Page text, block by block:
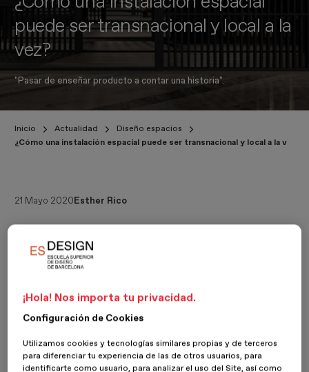
puede ser transnacional y local a la
vez?
"Pasar de enseñar producto a contar una historia".
Inicio Actualidad
Diseño espacios
¿Cómo una instalación espacial puede ser transnacional y local a la vez?
21 Mayo 2020Esther Rico
Stockholm Furniture Fair
historia local, cómo es la desaparición de la vida rural en China; de
desapareciendo y también los valores asociados a él.
de la feria, ya que la mayoría de proyectos los llevaban a cabo en
Shanghái; se dieron cuenta de que eramuy importante
¡Hola! Nos importa tu privacidad.
Configuración de Cookies
Utilizamos cookies y tecnologías similares propias y de terceros
para diferenciar tu experiencia de las de otros usuarios, para
identificarte como usuario, para analizar el uso del Site, así como